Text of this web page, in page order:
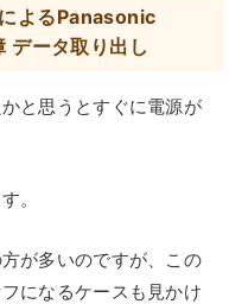
よるPanasonic
ータ取り出し
と思うとすぐに電源が
。
が多いのですが、この
になるケースも見かけ